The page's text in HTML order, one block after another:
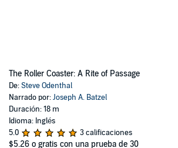
The Roller Coaster: A Rite of Passage
De:Steve Odenthal
Narrado por:Joseph A. Batzel
Duración: 18 m
Idioma: Inglés
5.0
3 calificaciones
$5.26 o gratis con una prueba de 30